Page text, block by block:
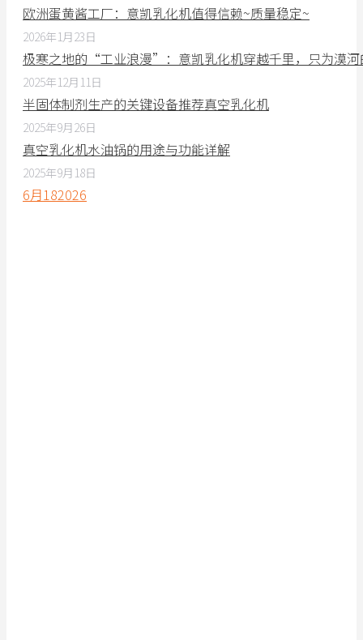
欧洲蛋黄酱工厂：意凯乳化机值得信赖~质量稳定~
2026年1月23日
极寒之地的“工业浪漫”：意凯乳化机穿越千里，只为漠河
2025年12月11日
半固体制剂生产的关键设备推荐真空乳化机
2025年9月26日
真空乳化机水油锅的用途与功能详解
2025年9月18日
6月182026